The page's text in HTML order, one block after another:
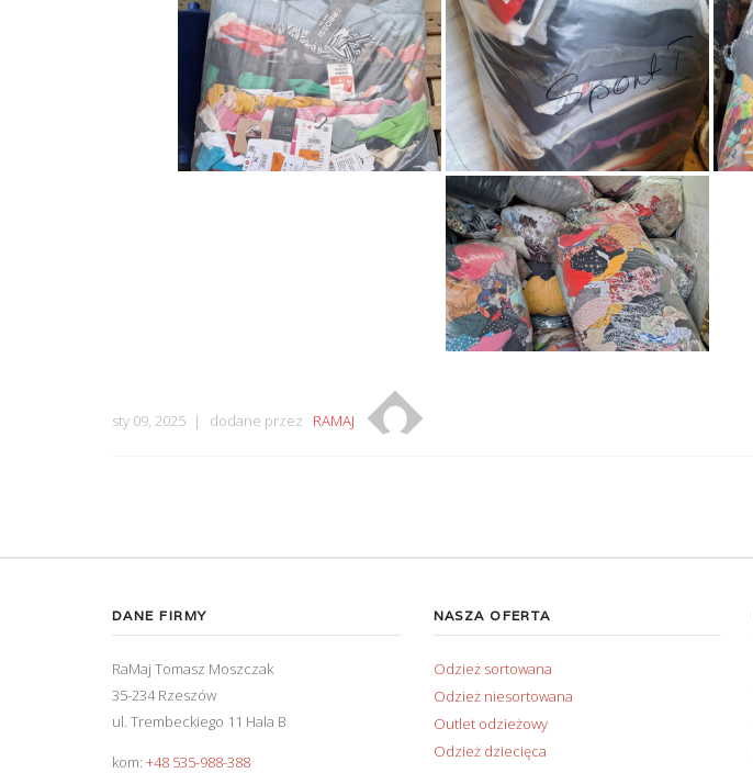
sty 09, 2025 dodane przez RAMAJ
DANE FIRMY
RaMaj Tomasz Moszczak
35-234 Rzeszów
ul. Trembeckiego 11 Hala B
kom: +48 535-988-388
NASZA OFERTA
Odzież sortowana
Odzież niesortowana
Outlet odzieżowy
Odzież dziecięca